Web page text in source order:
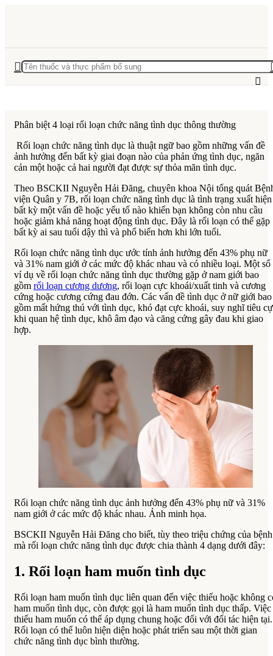
Phân biệt 4 loại rối loạn chức năng tình dục thông thường
Rối loạn chức năng tình dục là thuật ngữ bao gồm những vấn đề
ảnh hưởng đến bất kỳ giai đoạn nào của phản ứng tình dục, ngăn
cản một hoặc cả hai người đạt được sự thỏa mãn tình dục.
Theo BSCKII Nguyễn Hải Đăng, chuyên khoa Nội tổng quát
viện Quân y 7B, rối loạn chức năng tình dục là tình trạng xuất hiện
bất kỳ một vấn đề hoặc yếu tố nào khiến bạn không còn nhu cầu
hoặc giảm khả năng hoạt động tình dục. Đây là rối loạn có thể gặp
bất kỳ ai sau tuổi dậy thì và phổ biến hơn khi lớn tuổi.
Rối loạn chức năng tình dục ước tính ảnh hưởng đến 43% phụ nữ
và 31% nam giới ở các mức độ khác nhau và có nhiều loại. Một số
ví dụ về rối loạn chức năng tình dục thường gặp ở nam giới bao
gồm rối loạn cương dương, rối loạn cực khoái/xuất tinh và cương
cứng hoặc cương cứng đau đớn. Các vấn đề tình dục ở nữ giới bao
gồm mất hứng thú với tình dục, khó đạt cực khoái, suy nghĩ tiêu
khi quan hệ tình dục, khô âm đạo và căng cứng gây đau khi giao
hợp.
Rối loạn chức năng tình dục ảnh hưởng đến 43% phụ nữ và 31%
nam giới ở các mức độ khác nhau. Ảnh minh họa.
BSCKII Nguyễn Hải Đăng cho biết, tùy theo triệu chứng của bệnh
mà rối loạn chức năng tình dục được chia thành 4 dạng dưới đây:
1. Rối loạn ham muốn tình dục
Rối loạn ham muốn tình dục liên quan đến việc thiếu hoặc không
ham muốn tình dục, còn được gọi là ham muốn tình dục thấp. Việc
thiếu ham muốn có thể áp dụng chung hoặc đối với đối tác hiện tại.
Rối loạn có thể luôn hiện diện hoặc phát triển sau một thời gian
chức năng tình dục bình thường.